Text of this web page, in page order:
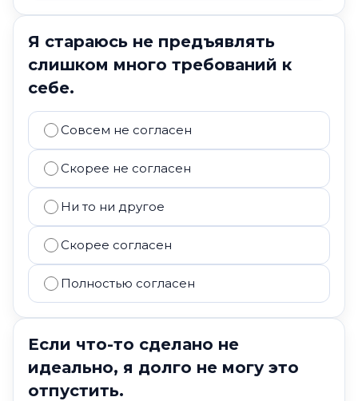
Я стараюсь не предъявлять
слишком много требований к
себе.
Совсем не согласен
Скорее не согласен
Ни то ни другое
Скорее согласен
Полностью согласен
Если что-то сделано не
идеально, я долго не могу это
отпустить.